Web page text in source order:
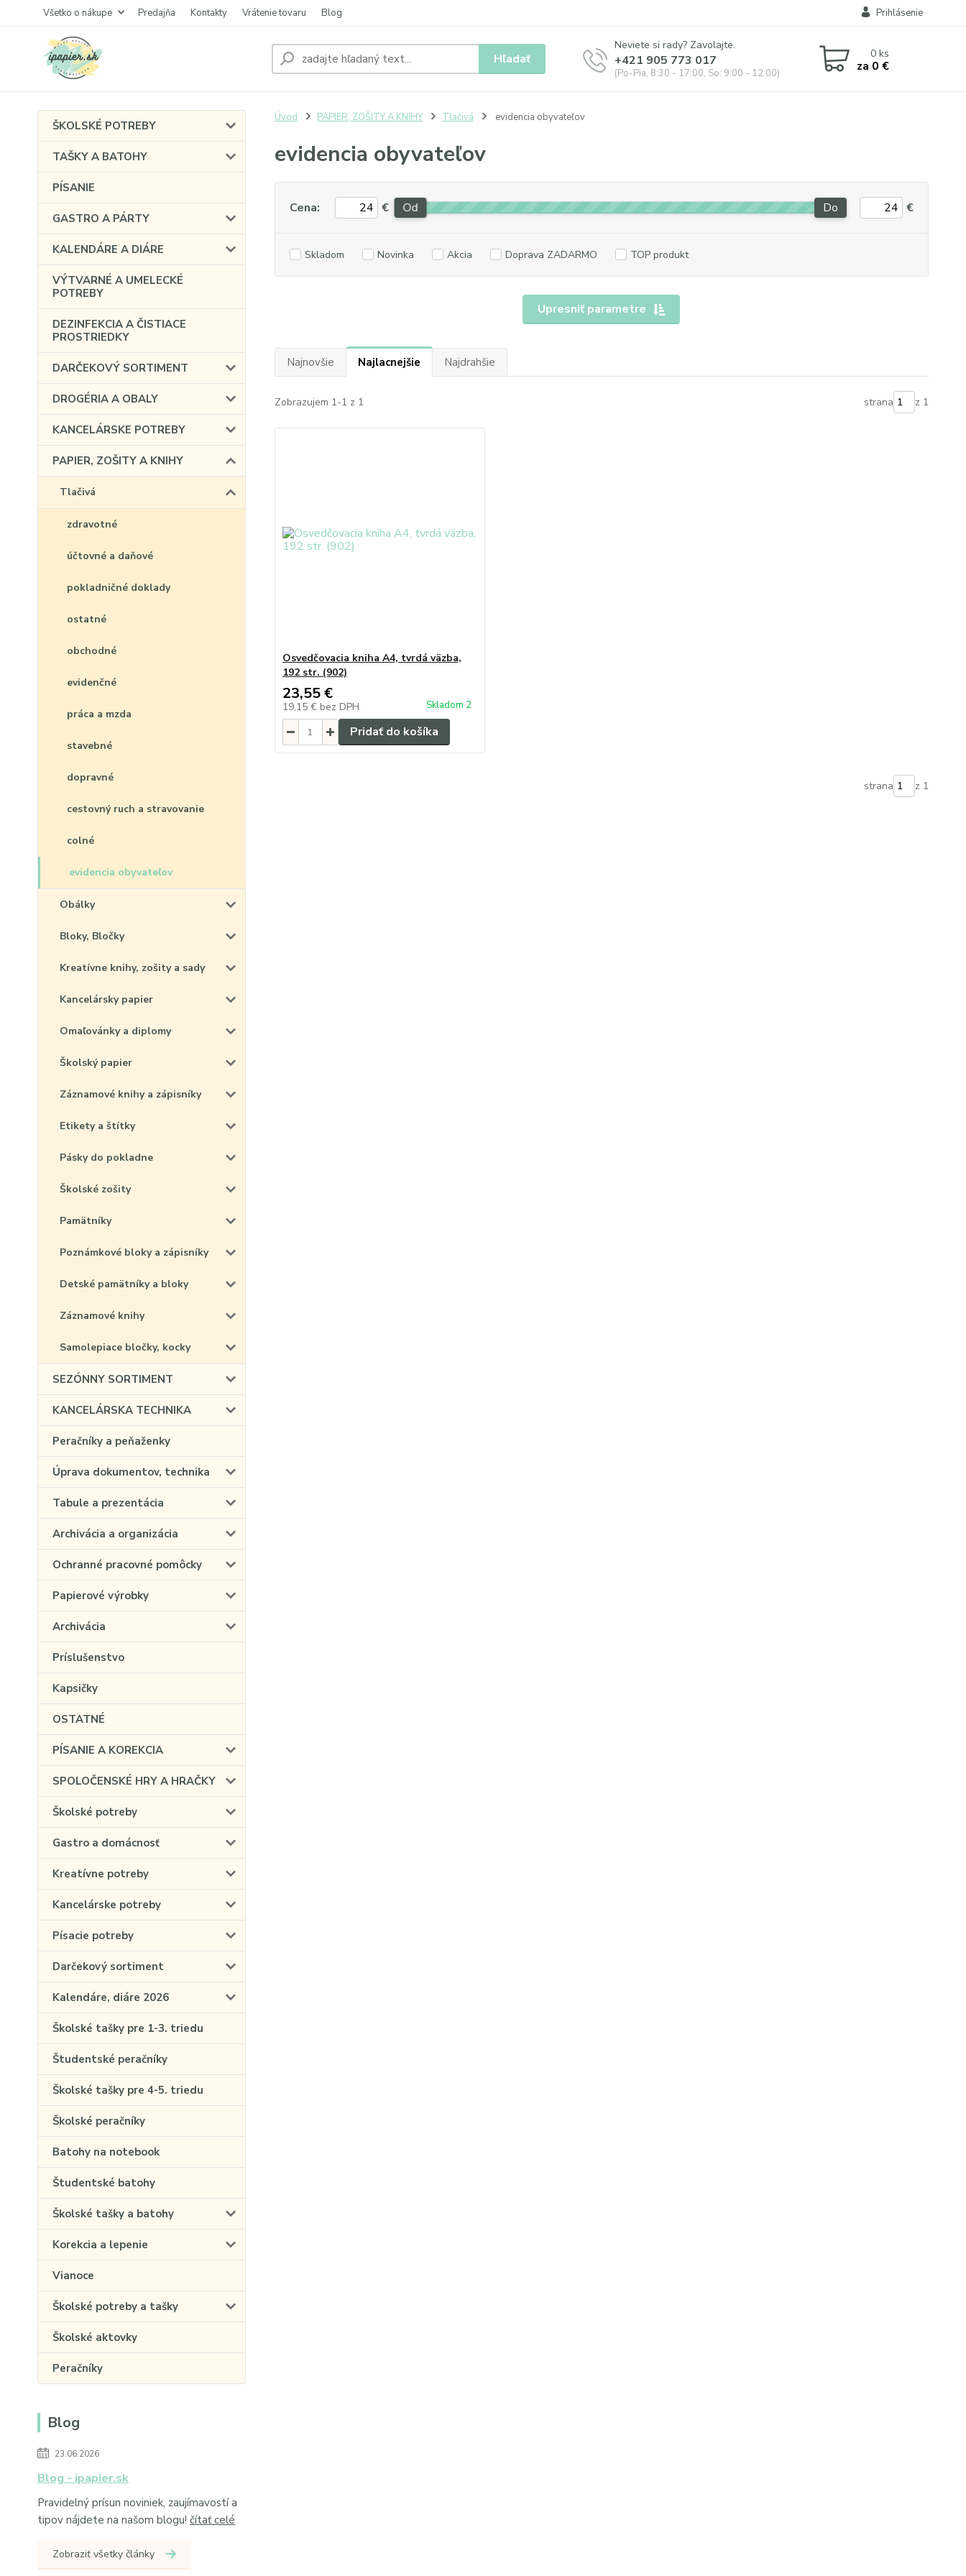
Všetko o nákupe Predajňa Kontakty Vrátenie tovaru Blog Prihlásenie
Hľadať
Neviete si rady? Zavolajte.
+421 905 773 017
(Po-Pia, 8:30 - 17:00, So: 9:00 - 12:00)
0ks
za 0 €
ŠKOLSKÉ POTREBY
TAŠKY A BATOHY
PÍSANIE
GASTRO A PÁRTY
KALENDÁRE A DIÁRE
VÝTVARNÉ A UMELECKÉ
POTREBY
DEZINFEKCIA A ČISTIACE
PROSTRIEDKY
DARČEKOVÝ SORTIMENT
DROGÉRIA A OBALY
KANCELÁRSKE POTREBY
PAPIER, ZOŠITY A KNIHY
Tlačivá
zdravotné
účtovné a daňové
pokladničné doklady
ostatné
obchodné
evidenčné
práca a mzda
stavebné
dopravné
cestovný ruch a stravovanie
colné
evidencia obyvateľov
Obálky
Bloky, Bločky
Kreatívne knihy, zošity a sady
Kancelársky papier
Omaľovánky a diplomy
Školský papier
Záznamové knihy a zápisníky
Etikety a štítky
Pásky do pokladne
Školské zošity
Pamätníky
Poznámkové bloky a zápisníky
Detské pamätníky a bloky
Záznamové knihy
Samolepiace bločky, kocky
SEZÓNNY SORTIMENT
KANCELÁRSKA TECHNIKA
Peračníky a peňaženky
Úprava dokumentov, technika
Tabule a prezentácia
Archivácia a organizácia
Ochranné pracovné pomôcky
Papierové výrobky
Archivácia
Príslušenstvo
Kapsičky
OSTATNÉ
PÍSANIE A KOREKCIA
SPOLOČENSKÉ HRY A HRAČKY
Školské potreby
Gastro a domácnosť
Kreatívne potreby
Kancelárske potreby
Písacie potreby
Darčekový sortiment
Kalendáre, diáre 2026
Školské tašky pre 1-3. triedu
Študentské peračníky
Školské tašky pre 4-5. triedu
Školské peračníky
Batohy na notebook
Študentské batohy
Školské tašky a batohy
Korekcia a lepenie
Vianoce
Školské potreby a tašky
Školské aktovky
Peračníky
Blog
23.06.2026
Blog - ipapier.sk
Pravidelný prísun noviniek, zaujímavostí a
tipov nájdete na našom blogu! čítať celé
Zobraziť všetky články
Úvod PAPIER, ZOŠITY A KNIHY Tlačivá evidencia obyvateľov
evidencia obyvateľov
Upresniť parametre
Cena: € Od Do €
Skladom Novinka Akcia Doprava ZADARMO TOP produkt
Najnovšie Najlacnejšie Najdrahšie
Zobrazujem 1-1 z 1 strana z 1
Osvedčovacia kniha A4, tvrdá väzba,
192 str. (902)
23,55 €
19,15 € bez DPH Skladom 2
Pridať do košíka
strana z 1